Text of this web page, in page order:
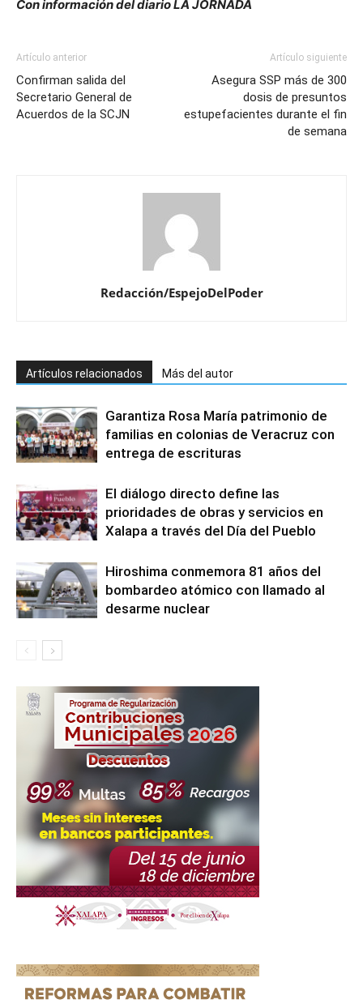
Con información del diario LA JORNADA
Artículo anterior
Confirman salida del
Secretario General de
Acuerdos de la SCJN
Artículo siguiente
Asegura SSP más de 300
dosis de presuntos
estupefacientes durante el fin
de semana
Redacción/EspejoDelPoder
Artículos relacionados Más del autor
Garantiza Rosa María patrimonio de
familias en colonias de Veracruz con
entrega de escrituras
El diálogo directo define las
prioridades de obras y servicios en
Xalapa a través del Día del Pueblo
Hiroshima conmemora 81 años del
bombardeo atómico con llamado al
desarme nuclear